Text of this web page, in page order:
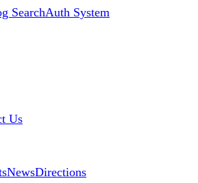
SearchAuth System
Us
NewsDirections